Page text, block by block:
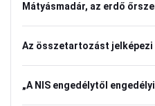
Mátyásmadár, az erdő
Az összetartozást jelképezi
„A NIS engedélytől